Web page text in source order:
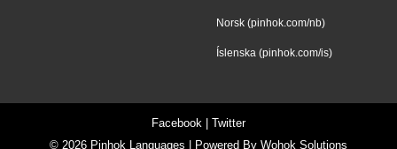
Norsk (pinhok.com/nb)
Íslenska (pinhok.com/is)
Facebook
Twitter
© 2026 Pinhok Languages | Powered By Wohok Solutions